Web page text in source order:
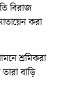
বিরাজ
করা
শ্রমিকরা
বাড়ি